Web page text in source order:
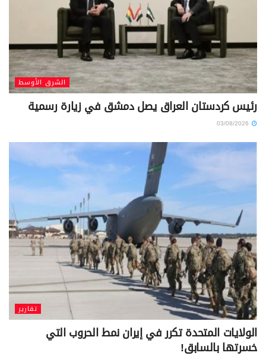
الشرق الأوسط
رئيس كردستان العراق يصل دمشق في زيارة رسمية
تقارير
الولايات المتحدة تكرر في إيران نمط الحروب التي
خسرتها بالسابق!